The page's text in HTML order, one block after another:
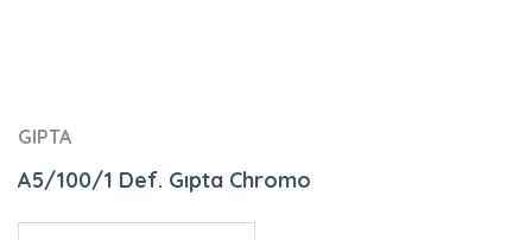
GIPTA
A5/100/1 Def. Gıpta Chromo